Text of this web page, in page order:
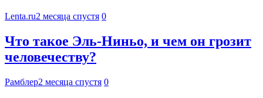
Lenta.ru2 месяца спустя 0
Что такое Эль-Ниньо, и чем он грозит
человечеству?
Рамблер2 месяца спустя 0